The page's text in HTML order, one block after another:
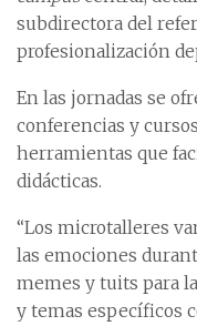
subdirectora del
profesionalización
En las jornadas se
conferencias y
herramientas que
didácticas.
“Los microtalleres
las emociones
memes y tuits para
y temas específicos